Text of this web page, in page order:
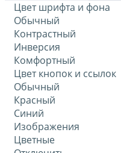
Цвет шрифта и фона
Обычный
Контрастный
Инверсия
Комфортный
Цвет кнопок и ссылок
Обычный
Красный
Синий
Изображения
Цветные